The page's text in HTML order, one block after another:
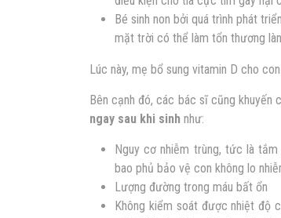
Bé sinh non bởi quá trình phát
mặt trời có thể làm tổn thương
Lúc này, mẹ bổ sung vitamin D cho
Bên cạnh đó, các bác sĩ cũng
ngay sau khi sinh như:
Nguy cơ nhiễm trùng, tức là
bao phủ bảo vệ con không lo
Lượng đường trong máu bất ổn
Không kiểm soát được nhiệt độ